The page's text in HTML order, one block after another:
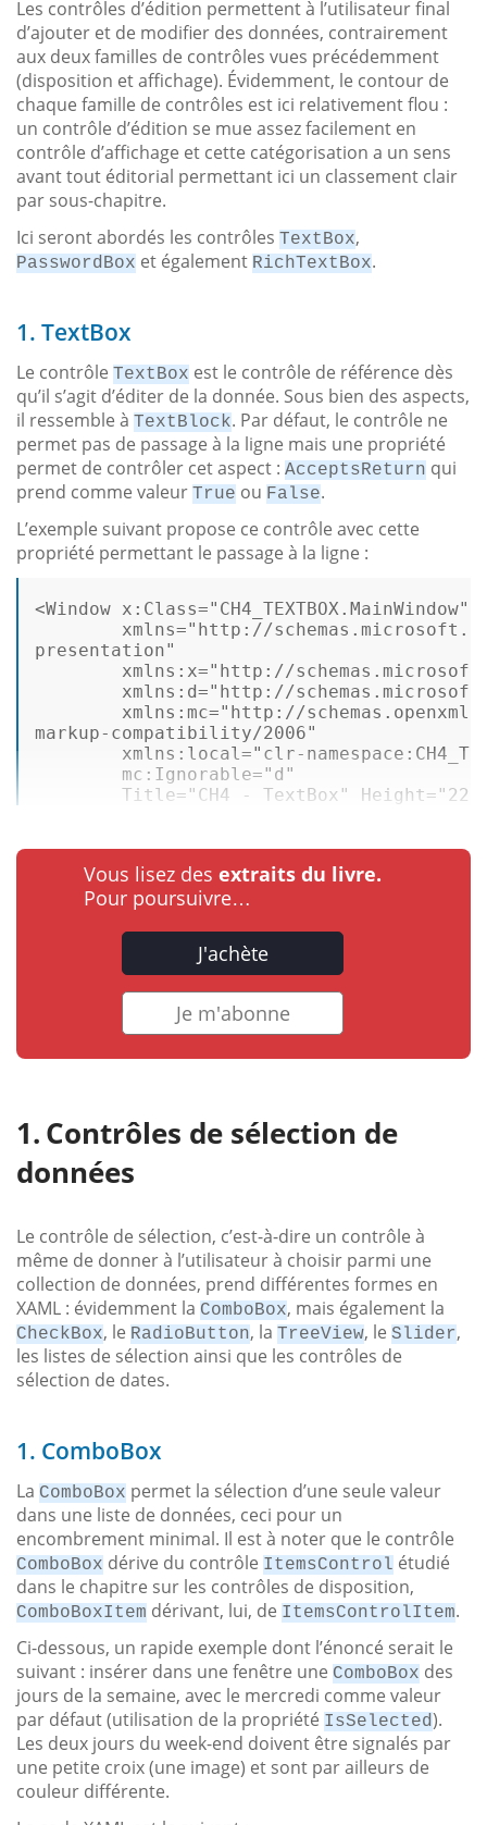
Les contrôles d’édition permettent à l’utilisateur final
d’ajouter et de modifier des données, contrairement
aux deux familles de contrôles vues précédemment
(disposition et affichage). Évidemment, le contour de
chaque famille de contrôles est ici relativement flou :
un contrôle d’édition se mue assez facilement en
contrôle d’affichage et cette catégorisation a un sens
avant tout éditorial permettant ici un classement clair
par sous-chapitre.
Ici seront abordés les contrôles TextBox,
PasswordBox et également RichTextBox.
1. TextBox
Le contrôle TextBox est le contrôle de référence dès
qu’il s’agit d’éditer de la donnée. Sous bien des aspects,
il ressemble à TextBlock. Par défaut, le contrôle ne
permet pas de passage à la ligne mais une propriété
permet de contrôler cet aspect : AcceptsReturn qui
prend comme valeur True ou False.
L’exemple suivant propose ce contrôle avec cette
propriété permettant le passage à la ligne :
<Window x:Class="CH4_TEXTBOX.MainWindow"
xmlns="http://
presentation"
xmlns:x="http://
xmlns:d="http://
xmlns:mc="http://
markup-compatibility/2006"
xmlns: local="clr-
mc:Ignorable="d"
Title= "CH4 - TextBox" Height=
Vous lisez des extraits du livre.
Pour poursuivre…
J'achète
Je m'abonne
Contrôles de sélection de
données
Le contrôle de sélection, c’est-à-dire un contrôle à
même de donner à l’utilisateur à choisir parmi une
collection de données, prend différentes formes en
XAML : évidemment la ComboBox, mais également la
CheckBox, le RadioButton, la TreeView, le Slider,
les listes de sélection ainsi que les contrôles de
sélection de dates.
1. ComboBox
La ComboBox permet la sélection d’une seule valeur
dans une liste de données, ceci pour un
encombrement minimal. Il est à noter que le contrôle
ComboBox dérive du contrôle ItemsControl étudié
dans le chapitre sur les contrôles de disposition,
ComboBoxItem dérivant, lui, de ItemsControlItem.
Ci-dessous, un rapide exemple dont l’énoncé serait le
suivant : insérer dans une fenêtre une ComboBox des
jours de la semaine, avec le mercredi comme valeur
par défaut (utilisation de la propriété IsSelected).
Les deux jours du week-end doivent être signalés par
une petite croix (une image) et sont par ailleurs de
couleur différente.